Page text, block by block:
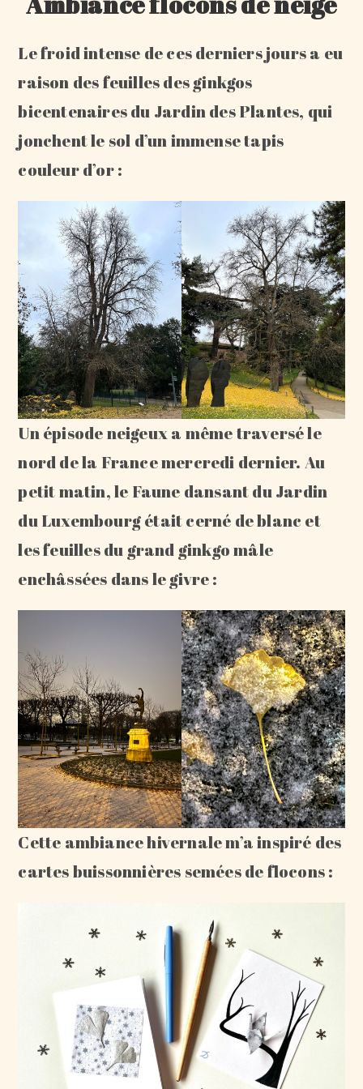
Le froid intense de ces derniers jours a eu
raison des feuilles des ginkgos
bicentenaires du Jardin des Plantes, qui
jonchent le sol d’un immense tapis
couleur d’or :
Un épisode neigeux a même traversé le
nord de la France mercredi dernier. Au
petit matin, le Faune dansant du Jardin
du Luxembourg était cerné de blanc et
les feuilles du grand ginkgo mâle
enchâssées dans le givre :
Cette ambiance hivernale m’a inspiré des
cartes buissonnières semées de flocons :